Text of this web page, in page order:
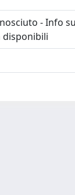
- Info
disponibili